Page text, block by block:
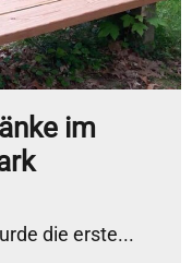
im
die erste...